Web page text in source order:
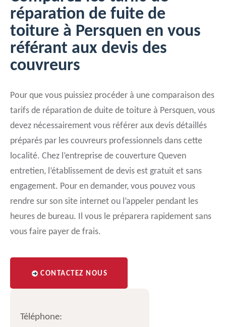
réparation de fuite de
toiture à Persquen en vous
référant aux devis des
couvreurs
Pour que vous puissiez procéder à une comparaison des
tarifs de réparation de duite de toiture à Persquen, vous
devez nécessairement vous référer aux devis détaillés
préparés par les couvreurs professionnels dans cette
localité. Chez l’entreprise de couverture Queven
entretien, l’établissement de devis est gratuit et sans
engagement. Pour en demander, vous pouvez vous
rendre sur son site internet ou l’appeler pendant les
heures de bureau. Il vous le préparera rapidement sans
vous faire payer de frais.
CONTACTEZ NOUS
Téléphone: